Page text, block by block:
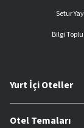
Setur
Bilgi
Yurt İçi Oteller
Otel Temaları